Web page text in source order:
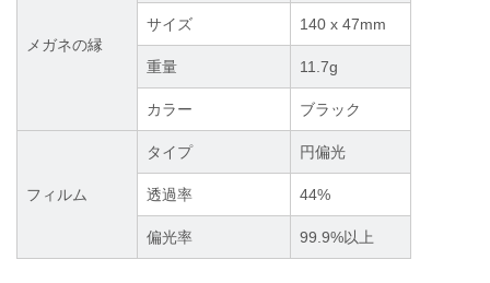
メガネの縁
サイズ 140 x 47mm
重量 11.7g
カラー ブラック
フィルム
タイプ 円偏光
透過率 44%
偏光率 99.9%以上